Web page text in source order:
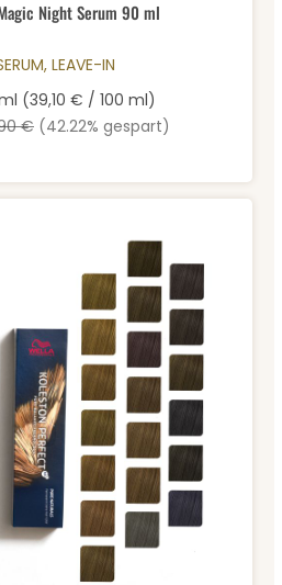
Night Serum 90 ml
LEAVE-IN
(39,10 € / 100 ml)
Preis:
€ (42.22% gespart)